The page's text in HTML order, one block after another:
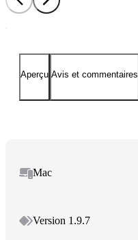
Aperçu Avis et commentaires
Mac
Version 1.9.7